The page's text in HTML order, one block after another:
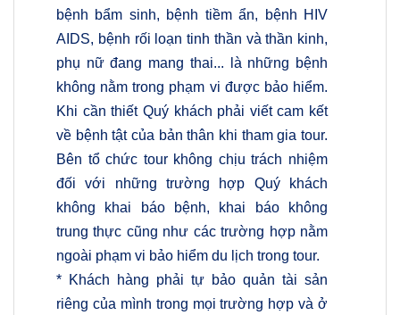
bệnh bẩm sinh, bệnh tiềm ẩn, bệnh HIV
AIDS, bệnh rối loạn tinh thần và thần kinh,
phụ nữ đang mang thai... là những bệnh
không nằm trong phạm vi được bảo hiểm.
Khi cần thiết Quý khách phải viết cam kết
về bệnh tật của bản thân khi tham gia tour.
Bên tổ chức tour không chịu trách nhiệm
đối với những trường hợp Quý khách
không khai báo bệnh, khai báo không
trung thực cũng như các trường hợp nằm
ngoài phạm vi bảo hiểm du lịch trong tour.
* Khách hàng phải tự bảo quản tài sản
riêng của mình trong mọi trường hợp và ở